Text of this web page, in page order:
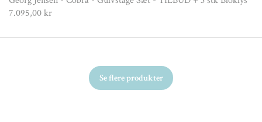
7.095,00 kr
Se flere produkter